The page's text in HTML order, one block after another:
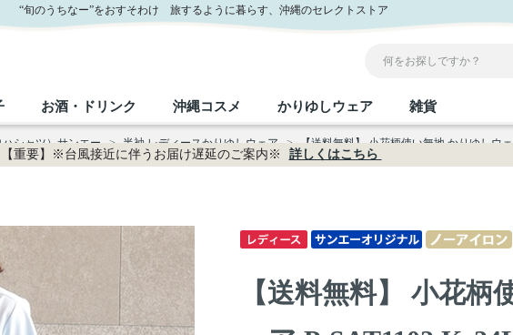
“旬のうちなー”をおすそわけ 旅するように暮らす、沖縄のセレクトストア
フルーツ・野菜 お肉
缶詰／パウチ 沖縄料理
レトルト食品 乾物／粉類
砂糖／黒砂糖 塩
しょうゆ みそ
黒糖 ちんすこう 伝統菓子
おつまみ 沖縄限定商品（ご当
お酒・ドリンク
泡盛 ビール・チューハイ
ドリンク 茶葉
沖縄コスメ
スキンケア ボディケア
ヘアケア UVケア
かりゆしウェア
メンズ レディース
雑貨
沖縄ファッション 伝統工芸品
【重要】※台風接近に伴うお届け遅延のご案内※ 詳しくはこちら
シャツ）サンエー > 半袖 レディースかりゆしウェア > 【送料無料】 小花柄使い無地 かりゆしウ
【送料無料】 小花柄